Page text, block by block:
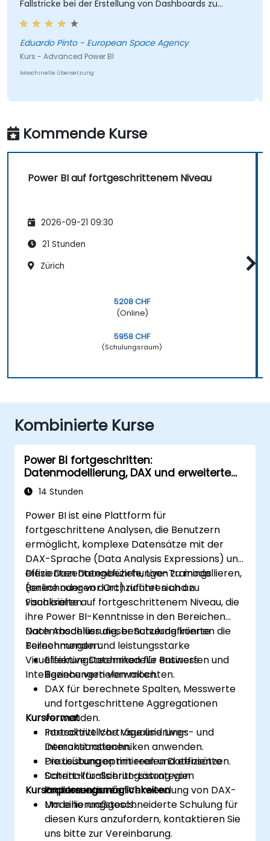
bei der Erstellung von Dashboards zu
Pinto - European Space Agency
- Advanced Power BI
Übersetzung
Kommende Kurse
Power BI auf fortgeschrittenem Niveau
2026-09-21 09:30
21 Stunden
Zürich
5208 CHF
(Online)
5958 CHF
(Schulungsraum)
Kombinierte Kurse
Power BI fortgeschritten:
Datenmodellierung, DAX und erweiterte
Analysen
14 Stunden
Power BI ist eine Plattform für
fortgeschrittene Analysen, die Benutzern
ermöglicht, komplexe Datensätze mit der
DAX-Sprache (Data Analysis Expressions) und
effizienten Datenbeziehungen zu modellieren,
Berechnungen durchzuführen und zu
visualisieren.
Diese Dozentengeführte, Live-Trainings
(online oder vor Ort) richtet sich an
Fachkräfte auf fortgeschrittenem Niveau, die
ihre Power BI-Kenntnisse in den Bereichen
Datenmodellierung, benutzerdefinierte
Berechnungen und leistungsstarke
Visualisierungstechniken für Business
Intelligence vertiefen möchten.
Nach Abschluss dieser Schulung können die
Teilnehmenden:
Effektive Datenmodelle entwerfen und
Beziehungen verwalten.
DAX für berechnete Spalten, Messwerte
und fortgeschrittene Aggregationen
verwenden.
Fortschrittliche Visualisierungs- und
Interaktionstechniken anwenden.
Die Leistung optimieren und effiziente
Datenaktualisierungsstrategien
implementieren.
Kursformat
Interaktive Vorträge und Live-
Demonstrationen.
Praxisübungen mit realen Datensätzen.
Schritt-für-Schritt-Lösung von
Problemen unter Verwendung von DAX-
Modellierungstools.
Kursanpassungsmöglichkeiten
Um eine maßgeschneiderte Schulung für
diesen Kurs anzufordern, kontaktieren Sie
uns bitte zur Vereinbarung.